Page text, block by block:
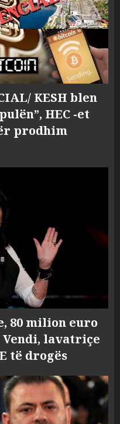
KESH blen
HEC -et
prodhim
80 milion euro
lavatriçe
të drogës